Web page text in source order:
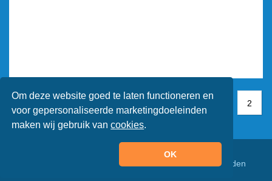
Om deze website goed te laten functioneren en
voor gepersonaliseerde marketingdoeleinden
maken wij gebruik vancookies.
OK
2
© Animaatjes.nl - 2005/2026 - Alle rechten voorbehouden